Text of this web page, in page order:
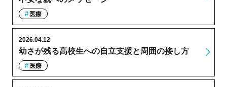
医療
幼さが残る高校生への自立支援と周囲の接し方
2026.04.12
医療